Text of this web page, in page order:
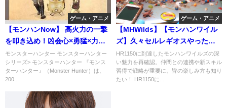
ゲーム・アニメ
【モンハンNow】 高火力の一撃
を叩き込め！凶会心×勇猛×力任
せの破壊力をお魅せします！
モンスターハンター モンスターハンター
シリーズ> モンスターハンター 『モンス
ターハンター』（Monster Hunter）は、
200...
ゲーム・アニメ
【MHWilds】【モンハンワイル
ズ】久々セルレギオスやった結
果ｗｗ
HR1150に到達したモンハンワイルズの深
い魅力を再確認。仲間との連携や新スキル
習得で戦略が重要に。皆の楽しみ方も知り
たい！ HR1150に...